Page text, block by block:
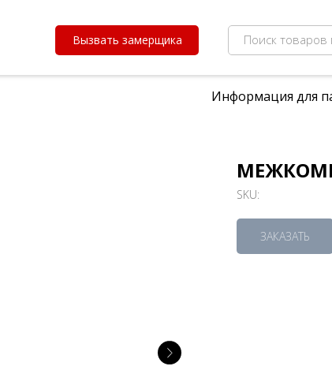
Вызвать замерщика Поиск товаров
Информация для
SKU:
ЗАКАЗАТЬ